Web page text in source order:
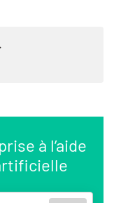
à l’aide